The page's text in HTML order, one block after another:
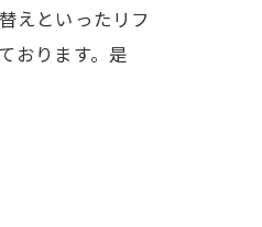
えといったリフ
おります。是